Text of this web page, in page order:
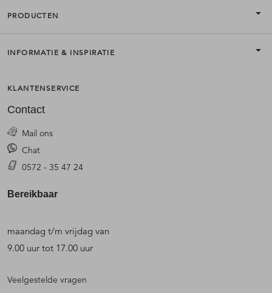
PRODUCTEN
INFORMATIE & INSPIRATIE
KLANTENSERVICE
Contact
Mail ons
Chat
0572 - 35 47 24
Bereikbaar
maandag t/m vrijdag van
9.00 uur tot 17.00 uur
Veelgestelde vragen